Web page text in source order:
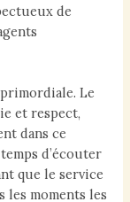
de
Le
et respect,
dans ce
d’écouter
que le service
les moments les